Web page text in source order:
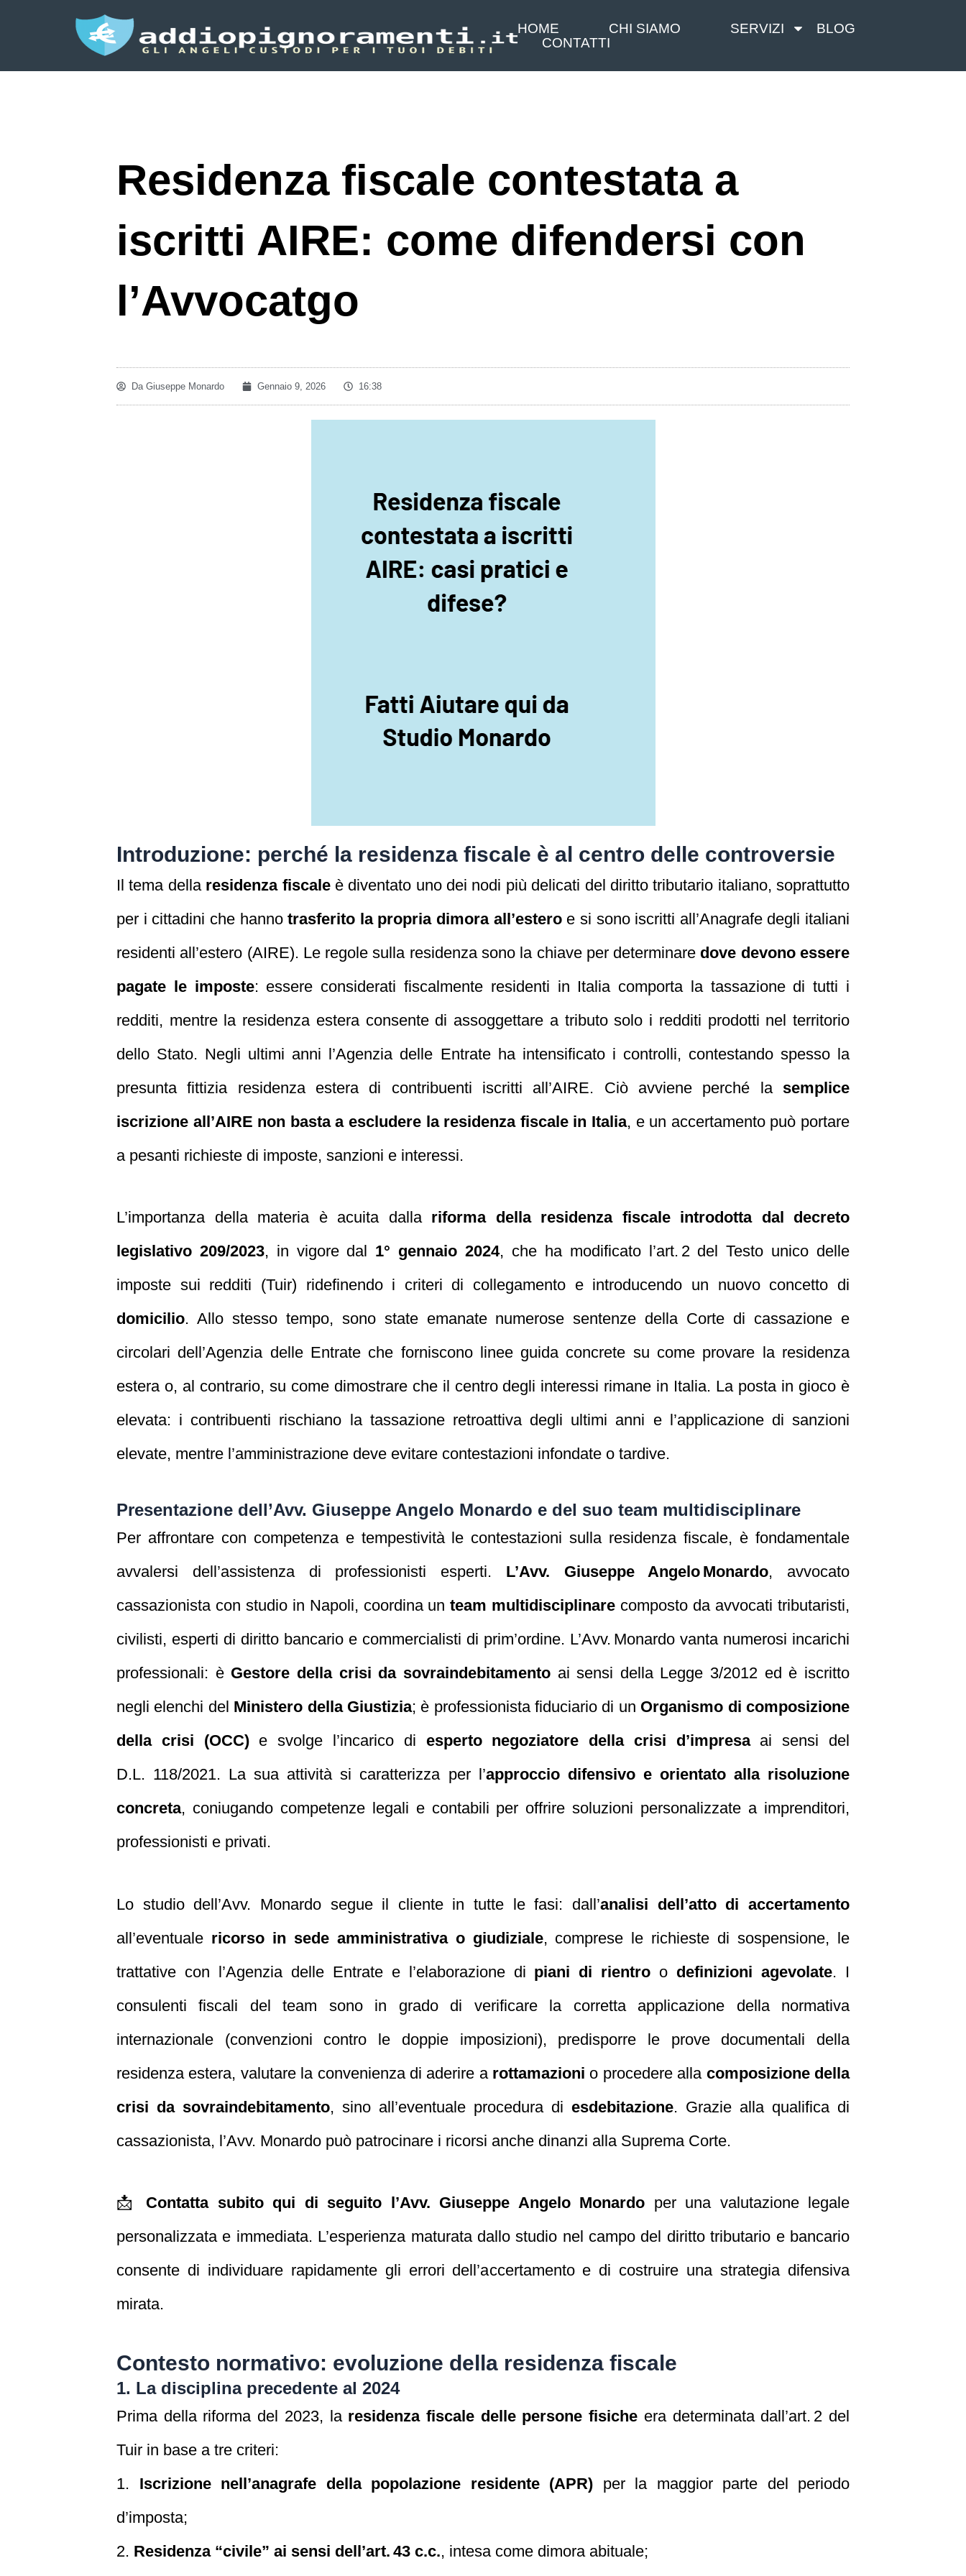
HOME CHI SIAMO SERVIZI
BLOG
CONTATTI
Residenza fiscale contestata a
iscritti AIRE: come difendersi con
l’Avvocatgo
DaGiuseppe Monardo Gennaio 9, 2026 16:38
Introduzione: perché la residenza fiscale è al centro delle controversie
Il tema della residenza fiscaleè diventato uno dei nodi più delicati del diritto tributario italiano, soprattutto
per i cittadini che hannotrasferito la propria dimora all’esteroe si sono iscritti all’Anagrafe degli italiani
residenti all’estero (AIRE). Le regole sulla residenza sono la chiave per determinare dove devono essere
pagate le imposte: essere considerati fiscalmente residenti in Italia comporta la tassazione di tutti i
redditi, mentre la residenza estera consente di assoggettare a tributo solo i redditi prodotti nel territorio
dello Stato. Negli ultimi anni l’Agenzia delle Entrate ha intensificato i controlli, contestando spesso la
presunta fittizia residenza estera di contribuenti iscritti all’AIRE. Ciò avviene perché la semplice
iscrizione all’AIRE non basta a escludere la residenza fiscale in Italia, e un accertamento può portare
a pesanti richieste di imposte, sanzioni e interessi.
L’importanza della materia è acuita dalla riforma della residenza fiscale introdotta dal decreto
legislativo 209/2023, in vigore dal 1° gennaio 2024, che ha modificato l’art. 2 del Testo unico delle
imposte sui redditi (Tuir) ridefinendo i criteri di collegamento e introducendo un nuovo concetto di
domicilio. Allo stesso tempo, sono state emanate numerose sentenze della Corte di cassazione e
circolari dell’Agenzia delle Entrate che forniscono linee guida concrete su come provare la residenza
estera o, al contrario, su come dimostrare che il centro degli interessi rimane in Italia. La posta in gioco è
elevata: i contribuenti rischiano la tassazione retroattiva degli ultimi anni e l’applicazione di sanzioni
elevate, mentre l’amministrazione deve evitare contestazioni infondate o tardive.
Presentazione dell’Avv. Giuseppe Angelo Monardo e del suo team multidisciplinare
Per affrontare con competenza e tempestività le contestazioni sulla residenza fiscale, è fondamentale
avvalersi dell’assistenza di professionisti esperti. L’Avv. Giuseppe Angelo Monardo, avvocato
cassazionista con studio in Napoli, coordina unteam multidisciplinare composto da avvocati tributaristi,
civilisti, esperti di diritto bancario e commercialisti di prim’ordine. L’Avv. Monardo vanta numerosi incarichi
professionali: è Gestore della crisi da sovraindebitamentoai sensi della Legge 3/2012 ed è iscritto
negli elenchi del Ministero della Giustizia; è professionista fiduciario di un Organismo di composizione
della crisi (OCC)e svolge l’incarico di esperto negoziatore della crisi d’impresaai sensi del
D.L. 118/2021. La sua attività si caratterizza per l’approccio difensivo e orientato alla risoluzione
concreta, coniugando competenze legali e contabili per offrire soluzioni personalizzate a imprenditori,
professionisti e privati.
Lo studio dell’Avv. Monardo segue il cliente in tutte le fasi: dall’analisi dell’atto di accertamento
all’eventuale ricorso in sede amministrativa o giudiziale, comprese le richieste di sospensione, le
trattative con l’Agenzia delle Entrate e l’elaborazione di piani di rientro o definizioni agevolate. I
consulenti fiscali del team sono in grado di verificare la corretta applicazione della normativa
internazionale (convenzioni contro le doppie imposizioni), predisporre le prove documentali della
residenza estera, valutare la convenienza di aderire a rottamazioni o procedere alla composizione della
crisi da sovraindebitamento, sino all’eventuale procedura di esdebitazione. Grazie alla qualifica di
cassazionista, l’Avv. Monardo può patrocinare i ricorsi anche dinanzi alla Suprema Corte.
📩 Contatta subito qui di seguito l’Avv. Giuseppe Angelo Monardo per una valutazione legale
personalizzata e immediata. L’esperienza maturata dallo studio nel campo del diritto tributario e bancario
consente di individuare rapidamente gli errori dell’accertamento e di costruire una strategia difensiva
mirata.
Contesto normativo: evoluzione della residenza fiscale
1. La disciplina precedente al 2024
Prima della riforma del 2023, la residenza fiscale delle persone fisiche era determinata dall’art. 2 del
Tuir in base a tre criteri:
1. Iscrizione nell’anagrafe della popolazione residente (APR) per la maggior parte del periodo
d’imposta;
2. Residenza “civile” ai sensi dell’art. 43 c.c., intesa come dimora abituale;